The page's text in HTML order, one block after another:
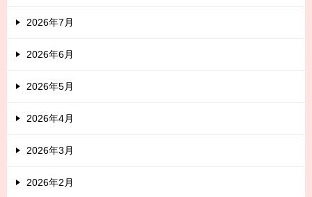
2026年7月
2026年6月
2026年5月
2026年4月
2026年3月
2026年2月